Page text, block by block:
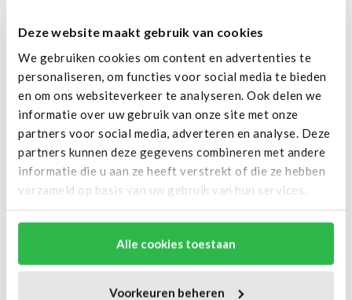
Deze website maakt gebruik van cookies
We gebruiken cookies om content en advertenties te
personaliseren, om functies voor social media te bieden
en om ons websiteverkeer te analyseren. Ook delen we
informatie over uw gebruik van onze site met onze
partners voor social media, adverteren en analyse. Deze
partners kunnen deze gegevens combineren met andere
informatie die u aan ze heeft verstrekt of die ze hebben
verzameld op basis van uw gebruik van hun services.
Alle cookies toestaan
Voorkeuren beheren
Hosting
Optimalisatie Voor
Groeiende
Softwareteams